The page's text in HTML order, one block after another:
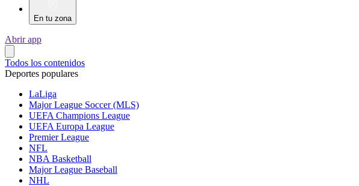
En tu zona
Abrir app
Todos los contenidos
Deportes populares
LaLiga
Major League Soccer (MLS)
UEFA Champions League
UEFA Europa League
Premier League
NFL
NBA Basketball
Major League Baseball
NHL